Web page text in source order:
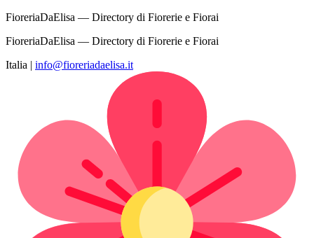
FioreriaDaElisa — Directory di Fiorerie e Fiorai
FioreriaDaElisa — Directory di Fiorerie e Fiorai
Italia | info@fioreriadaelisa.it